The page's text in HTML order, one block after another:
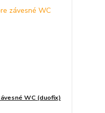
WC (duofix)